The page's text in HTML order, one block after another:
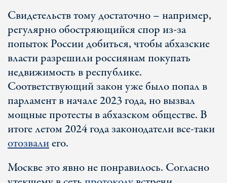
Свидетельств тому достаточно – например,
регулярно обостряющийся спор из-за
попыток России добиться, чтобы абхазские
власти разрешили россиянам покупать
недвижимость в республике.
Соответствующий закон уже было попал в
парламент в начале 2023 года, но вызвал
мощные протесты в абхазском обществе. В
итоге летом 2024 года законодатели все-таки
отозвалиего.
Москве это явно не понравилось. Согласно